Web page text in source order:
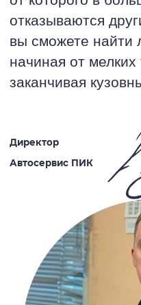
отказываются
вы сможете найти
начиная от мелких
заканчивая
Директор
Автосервис ПИК